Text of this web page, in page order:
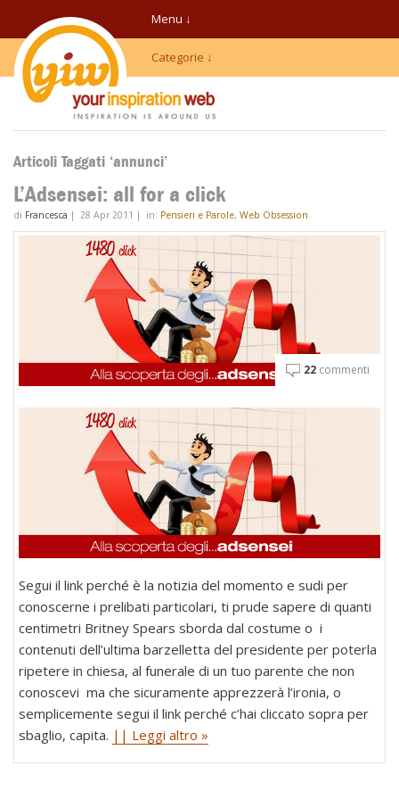
Menu ↓
Categorie ↓
Articoli Taggati ‘annunci’
L’Adsensei: all for a click
di Francesca | 28 Apr 2011 | in: Pensieri e Parole, Web Obsession
22 commenti
Segui il link perché è la notizia del momento e sudi per
conoscerne i prelibati particolari, ti prude sapere di quanti
centimetri Britney Spears sborda dal costume o i
contenuti dell’ultima barzelletta del presidente per poterla
ripetere in chiesa, al funerale di un tuo parente che non
conoscevi ma che sicuramente apprezzerà l’ironia, o
semplicemente segui il link perché c’hai cliccato sopra per
sbaglio, capita. || Leggi altro »